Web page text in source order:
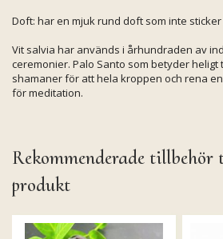
Doft: har en mjuk rund doft som inte
Vit salvia har används i århundraden av
ceremonier. Palo Santo som betyder
shamaner för att hela kroppen och rena
för meditation.
Rekommenderade tillbehör
produkt